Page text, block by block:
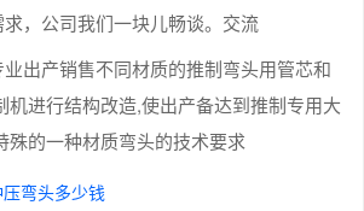
，公司我们一块儿畅谈。交流
出产销售不同材质的推制弯头用管芯和
机进行结构改造,使出产备达到推制专用大
殊的一种材质弯头的技术要求
弯头多少钱